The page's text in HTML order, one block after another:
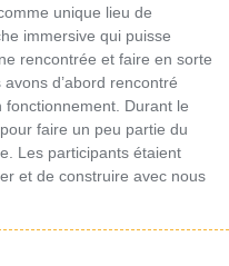
unique lieu de
immersive qui puisse
rencontrée et faire en sorte
d’abord rencontré
fonctionnement. Durant le
faire un peu partie du
Les participants étaient
et de construire avec nous